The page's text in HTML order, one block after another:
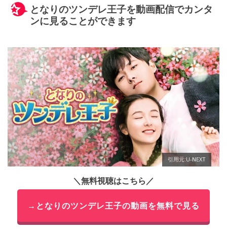
となりのツンデレ王子を動画配信でカンタ
ンに見ることができます
引用元:U-NEXT
＼無料視聴はこちら／
→となりのツンデレ王子の動画を無料で見る